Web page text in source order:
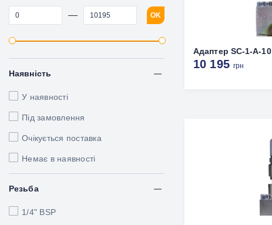
— OK
Наявність
У наявності
Під замовлення
Очікується поставка
Немає в наявності
Резьба
1/4" BSP
Адаптер SC-1-A-10
10 195грн